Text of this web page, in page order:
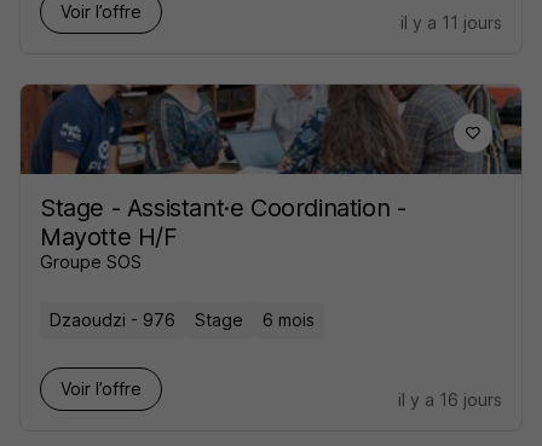
Voir l’offre
il y a 11 jours
Stage - Assistant·e Coordination -
Mayotte H/F
Groupe SOS
Dzaoudzi - 976 Stage 6 mois
Voir l’offre
il y a 16 jours